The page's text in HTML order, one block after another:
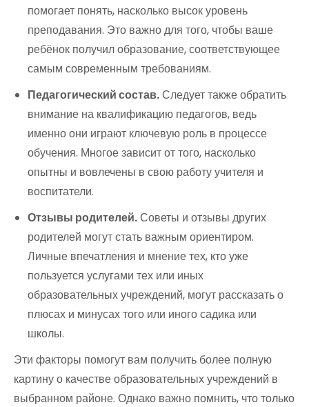
помогает понять, насколько высок уровень
преподавания. Это важно для того, чтобы ваше
ребёнок получил образование, соответствующее
самым современным требованиям.
Педагогический состав.Следует также обратить
внимание на квалификацию педагогов, ведь
именно они играют ключевую роль в процессе
обучения. Многое зависит от того, насколько
опытны и вовлечены в свою работу учителя и
воспитатели.
Отзывы родителей.Советы и отзывы других
родителей могут стать важным ориентиром.
Личные впечатления и мнение тех, кто уже
пользуется услугами тех или иных
образовательных учреждений, могут рассказать о
плюсах и минусах того или иного садика или
школы.
Эти факторы помогут вам получить более полную
картину о качестве образовательных учреждений в
выбранном районе. Однако важно помнить, что только